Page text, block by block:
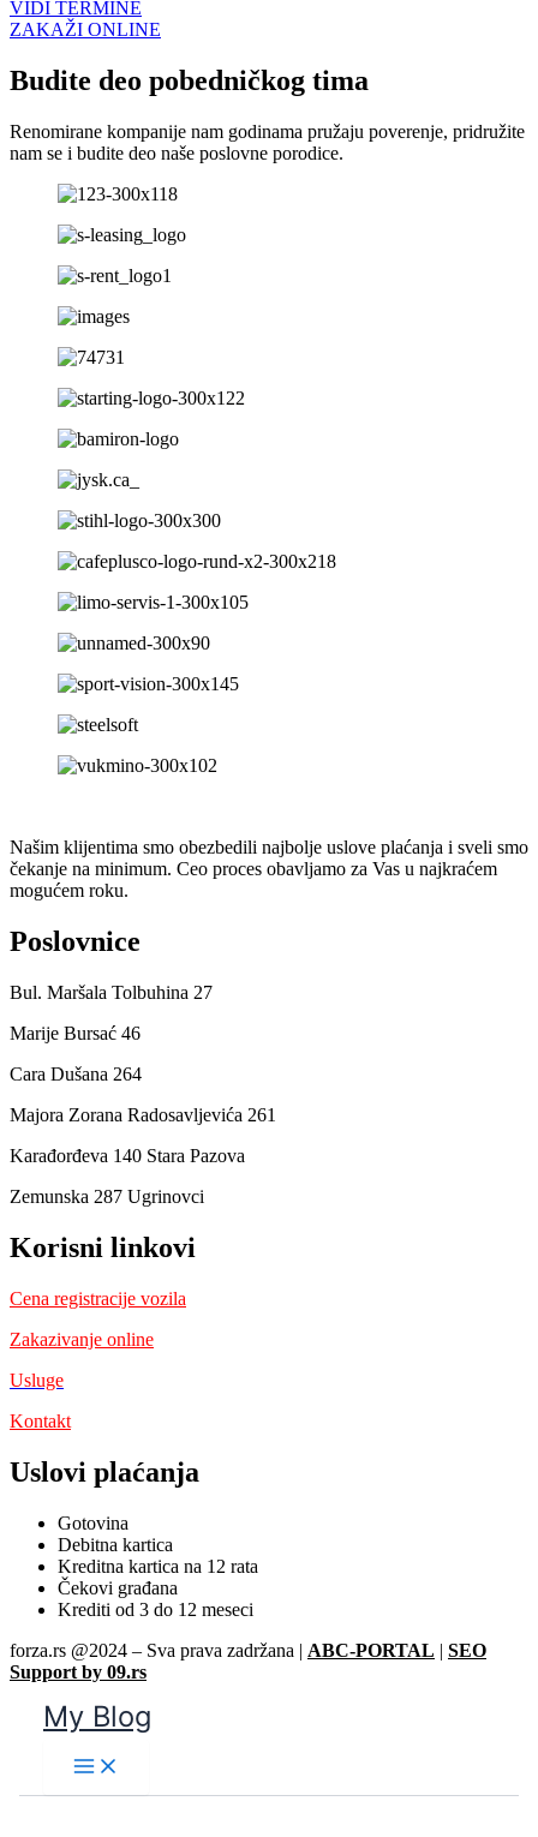
VIDI TERMINE
ZAKAŽI ONLINE
Budite deo pobedničkog tima
Renomirane kompanije nam godinama pružaju poverenje, pridružite
nam se i budite deo naše poslovne porodice.
Našim klijentima smo obezbedili najbolje uslove plaćanja i sveli smo
čekanje na minimum. Ceo proces obavljamo za Vas u najkraćem
mogućem roku.
Poslovnice
Bul. Maršala Tolbuhina 27
Marije Bursać 46
Cara Dušana 264
Majora Zorana Radosavljevića 261
Karađorđeva 140 Stara Pazova
Zemunska 287 Ugrinovci
Korisni linkovi
Cena registracije vozila
Zakazivanje online
Usluge
Kontakt
Uslovi plaćanja
Gotovina
Debitna kartica
Kreditna kartica na 12 rata
Čekovi građana
Krediti od 3 do 12 meseci
forza.rs @2024 – Sva prava zadržana | ABC-PORTAL | SEO
Support by 09.rs